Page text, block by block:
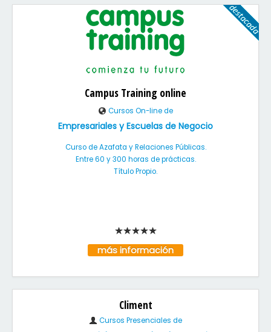
Campus Training online
Cursos On-line de
Empresariales y Escuelas de Negocio
Curso de Azafata y Relaciones Públicas.
Entre 60 y 300 horas de prácticas.
Título Propio.
más información
Climent
Cursos Presenciales de